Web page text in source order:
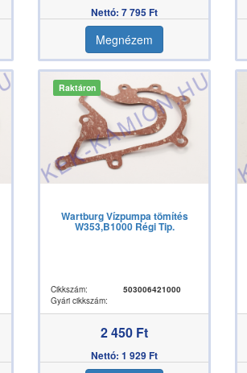
Nettó: 7 795 Ft
Megnézem
Raktáron
Wartburg Vízpumpa tömítés
W353,B1000 Régi Tip.
Cikkszám:
503006421000
Gyári cikkszám:
2 450 Ft
Nettó: 1 929 Ft